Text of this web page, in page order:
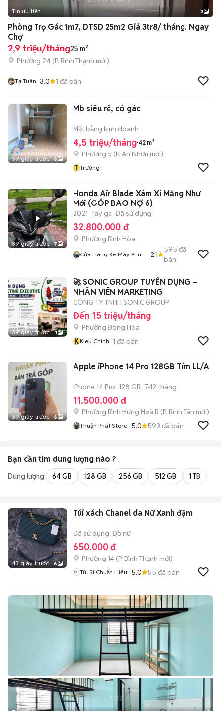
Tin ưu tiên 3
Phòng Trọ Gác 1m7, DTSD 25m2 Giá 3tr8/ tháng. Ngay
Chợ
2,9 triệu/tháng25 m²
Phường 24 (P. Bình Thạnh mới)
Tạ Tuân 3.0 1 đã bán
39 giây trước 6
Mb siêu rẻ, có gác
Mặt bằng kinh doanh
4,5 triệu/tháng 42 m²
Phường 5 (P. An Nhơn mới)
T Trương
39 giây trước 7
Honda Air Blade Xám Xi Măng Như
Mới (GÓP BAO NỢ 6)
2021 Tay ga Đã sử dụng
32.800.000 đ
Phường Bình Hòa
Cửa Hàng Xe Máy Phúc
2.1
595 đã
bán
39 giây trước 1
🚀 SONIC GROUP TUYỂN DỤNG –
NHÂN VIÊN MARKETING
CÔNG TY TNHH SONIC GROUP
Đến 15 triệu/tháng
Phường Đông Hòa
KKieu Chinh 1 đã bán
39 giây trước 6
Apple iPhone 14 Pro 128GB Tím LL/A
iPhone 14 Pro 128 GB 7-12 tháng
11.500.000 đ
Phường Bình Hưng Hoà B (P. Bình Tân mới)
Thuận Phát Store 5.0 593 đã bán
Bạn cần tìm dung lượng nào ?
Dung lượng: 64 GB 128 GB 256 GB 512 GB 1 TB
43 giây trước 6
Túi xách Chanel da Nữ Xanh đậm
Đã sử dụng Đồ nữ
650.000 đ
Phường 14 (P. Bình Thạnh mới)
Túi Si Chuẩn Hiệu 5.0 55 đã bán